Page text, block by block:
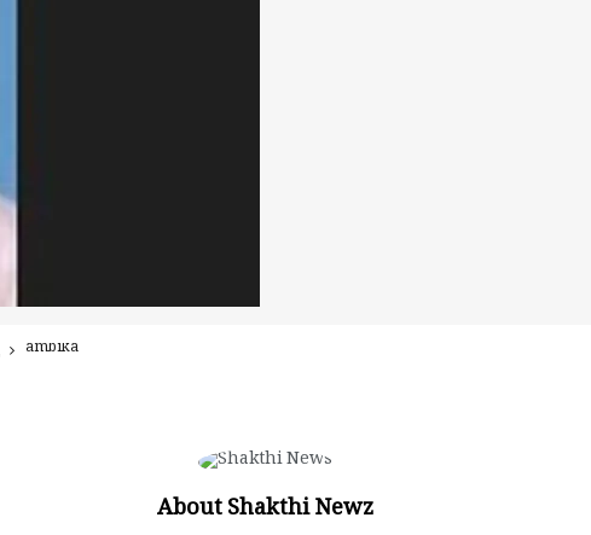
ambika
About Shakthi Newz